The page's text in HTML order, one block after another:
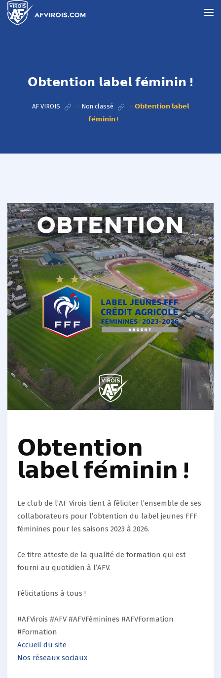
𝗢𝗯𝘁𝗲𝗻𝘁𝗶𝗼𝗻 𝗹𝗮𝗯𝗲𝗹 𝗳𝗲́𝗺𝗶𝗻𝗶𝗻 !
AF VIROIS > Non classé > 𝗢𝗯𝘁𝗲𝗻𝘁𝗶𝗼𝗻 𝗹𝗮𝗯𝗲𝗹
𝗳𝗲́𝗺𝗶𝗻𝗶𝗻 !
𝗢𝗯𝘁𝗲𝗻𝘁𝗶𝗼𝗻
𝗹𝗮𝗯𝗲𝗹 𝗳𝗲́𝗺𝗶𝗻𝗶𝗻 !
Le club de l’AF Virois tient à féliciter l’ensemble de ses
collaborateurs pour l’obtention du label jeunes FFF
féminines pour les saisons 2023 à 2026.
Ce titre atteste de la qualité de formation qui est
fourni au quotidien à l’AFV.
Félicitations à tous !
#AFVirois #AFV #AFVFéminines #AFVFormation
#Formation
Accueil du site
Nos réseaux sociaux